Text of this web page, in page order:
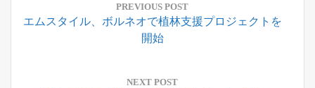
ナ
PREVIOUS POST
Previous
エムスタイル、ボルネオで植林支援プロジェクトを
開始
NEXT POST